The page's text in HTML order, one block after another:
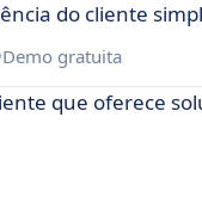
do cliente
Demo gratuita
que oferece